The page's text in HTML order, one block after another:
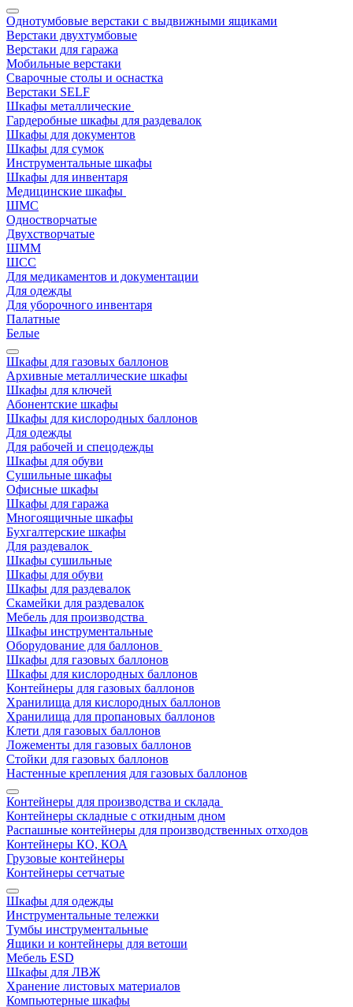
Однотумбовые верстаки с выдвижными ящиками
Верстаки двухтумбовые
Верстаки для гаража
Мобильные верстаки
Сварочные столы и оснастка
Верстаки SELF
Шкафы металлические
Гардеробные шкафы для раздевалок
Шкафы для документов
Шкафы для сумок
Инструментальные шкафы
Шкафы для инвентаря
Медицинские шкафы
ШМС
Одностворчатые
Двухстворчатые
ШММ
ШСС
Для медикаментов и документации
Для одежды
Для уборочного инвентаря
Палатные
Белые
Шкафы для газовых баллонов
Архивные металлические шкафы
Шкафы для ключей
Абонентские шкафы
Шкафы для кислородных баллонов
Для одежды
Для рабочей и спецодежды
Шкафы для обуви
Сушильные шкафы
Офисные шкафы
Шкафы для гаража
Многоящичные шкафы
Бухгалтерские шкафы
Для раздевалок
Шкафы сушильные
Шкафы для обуви
Шкафы для раздевалок
Скамейки для раздевалок
Мебель для производства
Шкафы инструментальные
Оборудование для баллонов
Шкафы для газовых баллонов
Шкафы для кислородных баллонов
Контейнеры для газовых баллонов
Хранилища для кислородных баллонов
Хранилища для пропановых баллонов
Клети для газовых баллонов
Ложементы для газовых баллонов
Стойки для газовых баллонов
Настенные крепления для газовых баллонов
Контейнеры для производства и склада
Контейнеры складные с откидным дном
Распашные контейнеры для производственных отходов
Контейнеры КО, КОА
Грузовые контейнеры
Контейнеры сетчатые
Шкафы для одежды
Инструментальные тележки
Тумбы инструментальные
Ящики и контейнеры для ветоши
Мебель ESD
Шкафы для ЛВЖ
Хранение листовых материалов
Компьютерные шкафы